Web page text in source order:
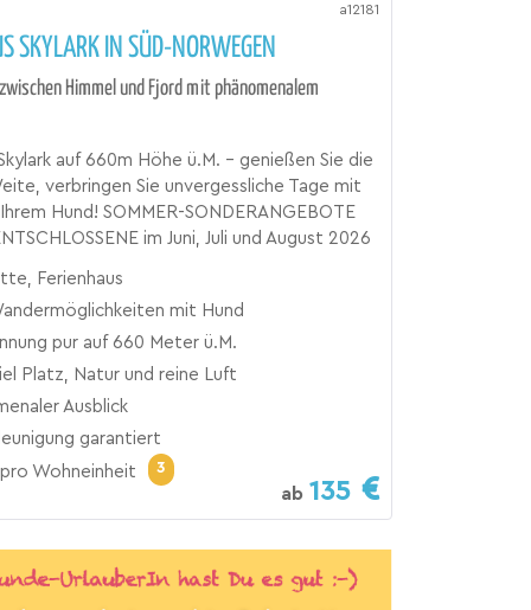
a12181
SKYLARK IN SÜD-NORWEGEN
Himmel und Fjord mit phänomenalem
auf 660m Höhe ü.M. - genießen Sie die
verbringen Sie unvergessliche Tage mit
Hund! SOMMER-SONDERANGEBOTE
im Juni, Juli und August 2026
Ferienhaus
mit Hund
pur auf 660 Meter ü.M.
Platz, Natur und reine Luft
Ausblick
garantiert
Wohneinheit
3
ab 135